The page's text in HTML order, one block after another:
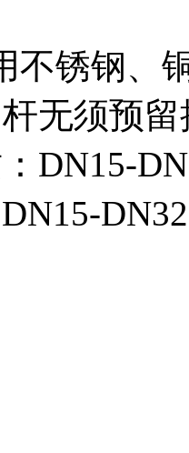
不锈钢、
无须预
DN15-